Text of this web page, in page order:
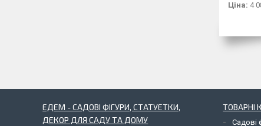
Ціна: 4
ЕДЕМ - САДОВІ ФІГУРИ, СТАТУЕТКИ,
ДЕКОР ДЛЯ САДУ ТА ДОМУ
ТОВАРНІ
Садові